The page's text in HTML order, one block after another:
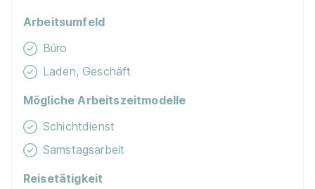
Arbeitsumfeld
Büro
Laden, Geschäft
Mögliche Arbeitszeitmodelle
Schichtdienst
Samstagsarbeit
Reisetätigkeit